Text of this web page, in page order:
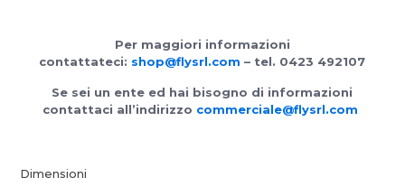
Per maggiori informazioni
contattateci: shop@flysrl.com – tel. 0423 492107
Se sei un ente ed hai bisogno di informazioni
contattaci all’indirizzo commerciale@flysrl.com
Dimensioni